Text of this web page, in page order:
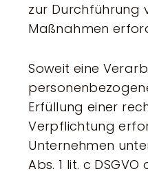
zur Durchführung
Maßnahmen
Soweit eine
Erfüllung einer
Verpflichtung
Unternehmen
Abs. 1 lit. c